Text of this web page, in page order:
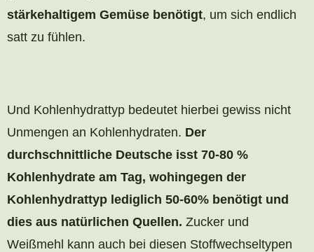
stärkehaltigem Gemüse benötigt, um sich endlich
satt zu fühlen.
Und Kohlenhydrattyp bedeutet hierbei gewiss nicht
Unmengen an Kohlenhydraten. Der
durchschnittliche Deutsche isst 70-80 %
Kohlenhydrate am Tag, wohingegen der
Kohlenhydrattyp lediglich 50-60% benötigt und
dies aus natürlichen Quellen. Zucker und
Weißmehl kann auch bei diesen Stoffwechseltypen